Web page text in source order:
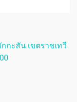
กะสัน เขตราชเทวี